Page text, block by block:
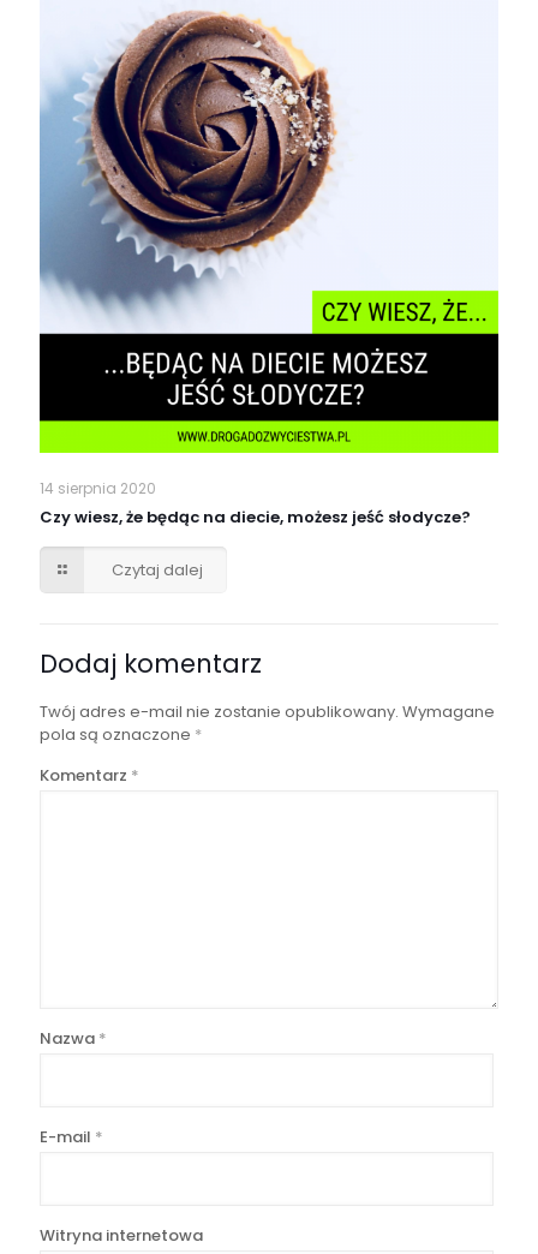
14 sierpnia 2020
Czy wiesz, że będąc na diecie, możesz jeść słodycze?
Czytaj dalej
Dodaj komentarz
Twój adres e-mail nie zostanie opublikowany. Wymagane
pola są oznaczone *
Komentarz *
Nazwa *
E-mail *
Witryna internetowa